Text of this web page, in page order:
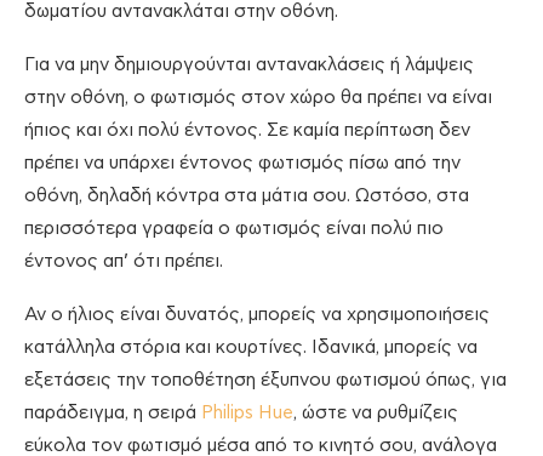
δωματίου αντανακλάται στην οθόνη.
Για να μην δημιουργούνται αντανακλάσεις ή λάμψεις
στην οθόνη, ο φωτισμός στον χώρο θα πρέπει να είναι
ήπιος και όχι πολύ έντονος. Σε καμία περίπτωση δεν
πρέπει να υπάρχει έντονος φωτισμός πίσω από την
οθόνη, δηλαδή κόντρα στα μάτια σου. Ωστόσο, στα
περισσότερα γραφεία ο φωτισμός είναι πολύ πιο
έντονος απ’ ότι πρέπει.
Αν ο ήλιος είναι δυνατός, μπορείς να χρησιμοποιήσεις
κατάλληλα στόρια και κουρτίνες. Ιδανικά, μπορείς να
εξετάσεις την τοποθέτηση έξυπνου φωτισμού όπως, για
παράδειγμα, η σειρά Philips Hue, ώστε να ρυθμίζεις
εύκολα τον φωτισμό μέσα από το κινητό σου, ανάλογα